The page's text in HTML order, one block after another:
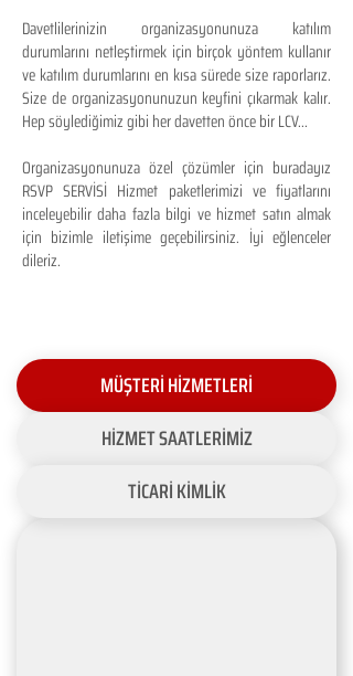
Davetlilerinizin organizasyonunuza katılım
durumlarını netleştirmek için birçok yöntem kullanır
ve katılım durumlarını en kısa sürede size raporlarız.
Size de organizasyonunuzun keyfini çıkarmak kalır.
Hep söylediğimiz gibi her davetten önce bir LCV...
Organizasyonunuza özel çözümler için buradayız
RSVP SERVİSİ Hizmet paketlerimizi ve fiyatlarını
inceleyebilir daha fazla bilgi ve hizmet satın almak
için bizimle iletişime geçebilirsiniz. İyi eğlenceler
dileriz.
MÜŞTERİ HİZMETLERİ
HİZMET SAATLERİMİZ
TİCARİ KİMLİK